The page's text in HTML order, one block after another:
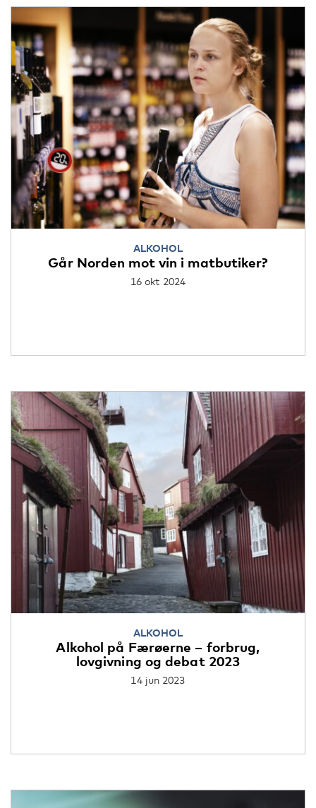
ALKOHOL
Går Norden mot vin i matbutiker?
16 okt 2024
ALKOHOL
Alkohol på Færøerne – forbrug,
lovgivning og debat 2023
14 jun 2023